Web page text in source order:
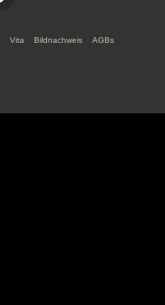
Vita Bildnachweis AGBs